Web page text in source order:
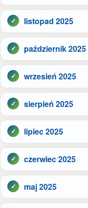
listopad 2025
październik 2025
wrzesień 2025
sierpień 2025
lipiec 2025
czerwiec 2025
maj 2025